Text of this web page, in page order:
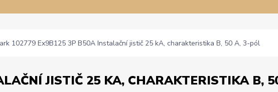
102779 Ex9B125 3P B50A Instalační jistič 25 kA, charakteristika B, 50 A, 3-pól
JISTIČ 25 KA, CHARAKTERISTIKA B,